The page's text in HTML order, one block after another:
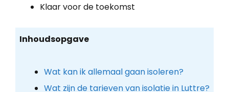
Klaar voor de toekomst
Inhoudsopgave
Wat kan ik allemaal gaan isoleren?
Wat zijn de tarieven van isolatie in Luttre?